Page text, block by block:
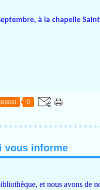
à la chapelle
0
vous informe
et nous avons de